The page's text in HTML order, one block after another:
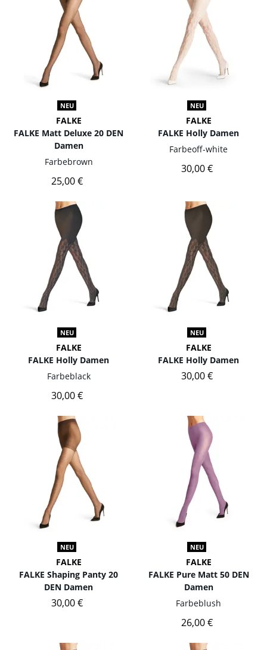
NEU
FALKE
FALKE Matt Deluxe 20 DEN
Damen
Farbebrown
25,00 €
NEU
FALKE
FALKE Holly Damen
Farbeoff-white
30,00 €
NEU
FALKE
FALKE Holly Damen
Farbeblack
30,00 €
NEU
FALKE
FALKE Holly Damen
30,00 €
NEU
FALKE
FALKE Shaping Panty 20
DEN Damen
30,00 €
NEU
FALKE
FALKE Pure Matt 50 DEN
Damen
Farbeblush
26,00 €